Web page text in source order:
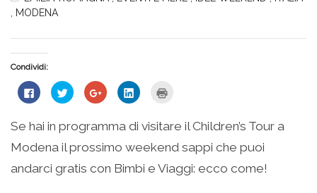
MODENA
Condividi:
Fai
clic
su
Facebook
(Si
apre
una
nuova
Fai
clic
condividere
su
(Si
apre
in
una
Fai
clic
condividere
su
Google+
(Si
in
una
Fai
clic
condividere
su
LinkedIn
(Si
in
una
stampare
(Si
apre
in
nuova
finestra)
Se hai in programma di visitare il Children’s Tour a
Modena il prossimo weekend sappi che puoi
andarci gratis con Bimbi e Viaggi: ecco come!